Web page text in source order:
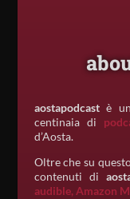
aostapodcastè
centinaia di
d’Aosta.
Oltre che su
contenuti di
audible, Amazon